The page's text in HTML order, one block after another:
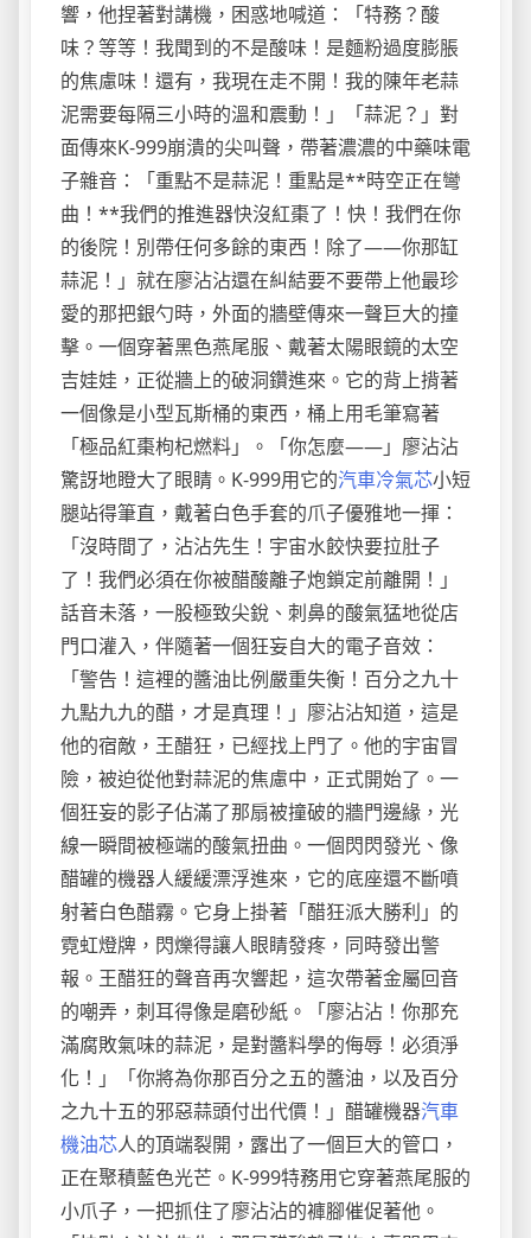
響，他捏著對講機，困惑地喊道：「特務？酸
味？等等！我聞到的不是酸味！是麵粉過度膨脹
的焦慮味！還有，我現在走不開！我的陳年老蒜
泥需要每隔三小時的溫和震動！」「蒜泥？」對
面傳來K-999崩潰的尖叫聲，帶著濃濃的中藥味電
子雜音：「重點不是蒜泥！重點是**時空正在彎
曲！**我們的推進器快沒紅棗了！快！我們在你
的後院！別帶任何多餘的東西！除了——你那缸
蒜泥！」就在廖沾沾還在糾結要不要帶上他最珍
愛的那把銀勺時，外面的牆壁傳來一聲巨大的撞
擊。一個穿著黑色燕尾服、戴著太陽眼鏡的太空
吉娃娃，正從牆上的破洞鑽進來。它的背上揹著
一個像是小型瓦斯桶的東西，桶上用毛筆寫著
「極品紅棗枸杞燃料」。「你怎麼——」廖沾沾
驚訝地瞪大了眼睛。K-999用它的汽車冷氣芯小短
腿站得筆直，戴著白色手套的爪子優雅地一揮：
「沒時間了，沾沾先生！宇宙水餃快要拉肚子
了！我們必須在你被醋酸離子炮鎖定前離開！」
話音未落，一股極致尖銳、刺鼻的酸氣猛地從店
門口灌入，伴隨著一個狂妄自大的電子音效：
「警告！這裡的醬油比例嚴重失衡！百分之九十
九點九九的醋，才是真理！」廖沾沾知道，這是
他的宿敵，王醋狂，已經找上門了。他的宇宙冒
險，被迫從他對蒜泥的焦慮中，正式開始了。一
個狂妄的影子佔滿了那扇被撞破的牆門邊緣，光
線一瞬間被極端的酸氣扭曲。一個閃閃發光、像
醋罐的機器人緩緩漂浮進來，它的底座還不斷噴
射著白色醋霧。它身上掛著「醋狂派大勝利」的
霓虹燈牌，閃爍得讓人眼睛發疼，同時發出警
報。王醋狂的聲音再次響起，這次帶著金屬回音
的嘲弄，刺耳得像是磨砂紙。「廖沾沾！你那充
滿腐敗氣味的蒜泥，是對醬料學的侮辱！必須淨
化！」「你將為你那百分之五的醬油，以及百分
之九十五的邪惡蒜頭付出代價！」醋罐機器汽車
機油芯人的頂端裂開，露出了一個巨大的管口，
正在聚積藍色光芒。K-999特務用它穿著燕尾服的
小爪子，一把抓住了廖沾沾的褲腳催促著他。